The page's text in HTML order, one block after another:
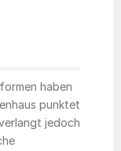
haben
punktet
jedoch